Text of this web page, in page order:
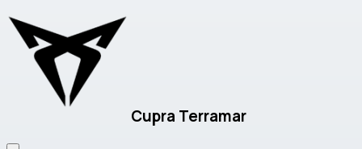
Cupra Terramar